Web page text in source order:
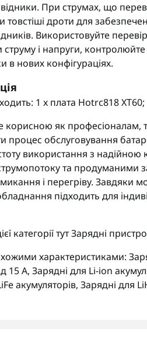
При струмах, що
товстіші дроти для
Використовуйте
і напруги,
в нових конфігураціях.
1 x плата Hotrc818
корисною як професіоналам,
процес обслуговування
використання з
та
і перегріву. Завдяки
підходить для
категорії тутЗарядні
характеристиками:
15 А, Зарядні для Li-ion
акумуляторів, Зарядні для